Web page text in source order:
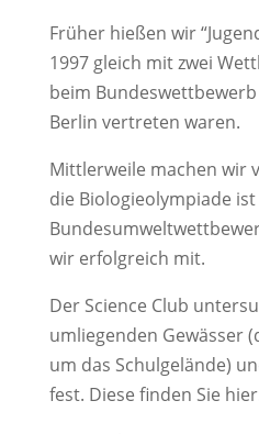
Früher hießen wir
1997 gleich mit zwei
beim Bundeswettbewerb
Berlin vertreten waren.
Mittlerweile machen wir
die Biologieolympiade
wir erfolgreich mit.
Der Science Club
umliegenden Gewässer
um das Schulgelände)
fest. Diese finden Sie